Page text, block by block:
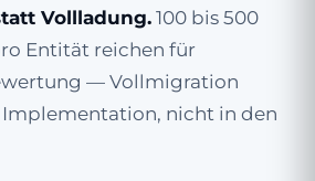
Vollladung. 100 bis 500
Entität reichen für
— Vollmigration
nicht in den